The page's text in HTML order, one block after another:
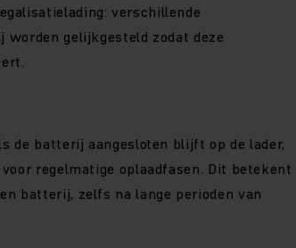
verschillende
gelijkgesteld zodat deze
de batterij aangesloten blijft op de lader,
regelmatige oplaadfasen. Dit betekent
batterij, zelfs na lange perioden van